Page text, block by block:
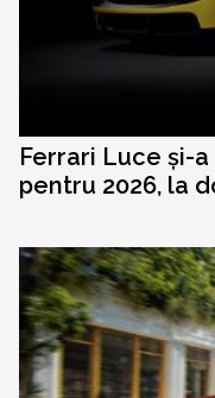
Ferrari Luce și-
pentru 2026, la